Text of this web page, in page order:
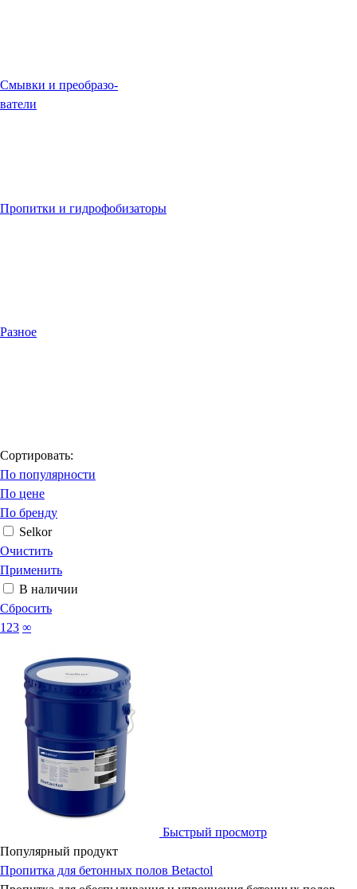
Смывки и преобразо-
ватели
Пропитки и гидрофобизаторы
Разное
Сортировать:
По популярности
По цене
По бренду
Selkor
Очистить
Применить
В наличии
Сбросить
123 ∞
Быстрый просмотр
Популярный продукт
Пропитка для бетонных полов Betactol